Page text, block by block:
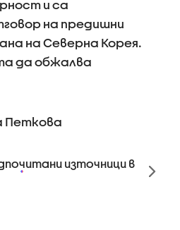
и са
на предишни
на Северна Корея.
да обжалва
Петкова
източници в